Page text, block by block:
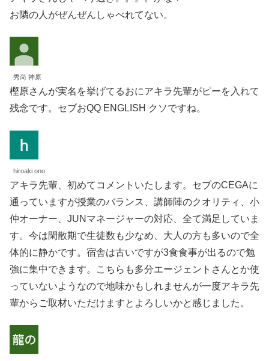
お隣の人がぜんぜんしゃべれてない。
秀尚 神原
樫原さんが実名を挙げてるおにアキラ先輩がピーを入れて
残念です。セブおQQ ENGLISH クソですね。
hiroaki ono
アキラ先輩、初めてコメントいたします。セブのCEGAに
通っていますが授業のバランス、講師陣のクオリティ、小
仲オーナー、JUNマネージャーの対応、全て満足していま
す。今は閑散期で生徒数も少なめ、大人の方も多いので全
体的に静かです。宿舎は古いですが3食食事が出るので勉
強に集中できます。こちらも多分エージェントさんとか使
っていないようなので地味かもしれませんが一度アキラ先
輩からご取材いただけますとよろしいかと感じました。